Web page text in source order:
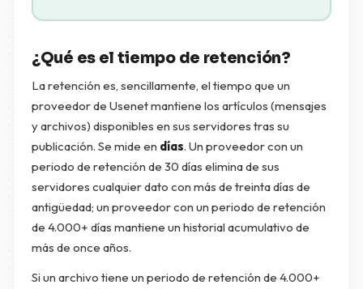
¿Qué es el tiempo de retención?
La retención es, sencillamente, el tiempo que un
proveedor de Usenet mantiene los artículos (mensajes
y archivos) disponibles en sus servidores tras su
publicación. Se mide en días. Un proveedor con un
periodo de retención de 30 días elimina de sus
servidores cualquier dato con más de treinta días de
antigüedad; un proveedor con un periodo de retención
de 4.000+ días mantiene un historial acumulativo de
más de once años.
Si un archivo tiene un periodo de retención de 4.000+